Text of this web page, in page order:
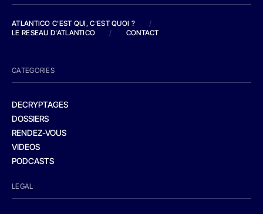
ATLANTICO C'EST QUI, C'EST QUOI ?
/
LE RESEAU D'ATLANTICO
/ CONTACT
CATEGORIES
DECRYPTAGES
DOSSIERS
RENDEZ-VOUS
VIDEOS
PODCASTS
LEGAL